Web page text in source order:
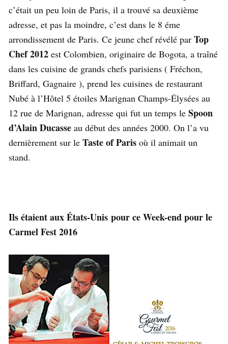
c’était un peu loin de Paris, il a trouvé sa deuxième
adresse, et pas la moindre, c’est dans le 8 éme
arrondissement de Paris. Ce jeune chef révélé par Top
Chef 2012 est Colombien, originaire de Bogota, a traîné
dans les cuisine de grands chefs parisiens ( Fréchon,
Briffard, Gagnaire ), prend les cuisines de restaurant
Nubé à l’Hôtel 5 étoiles Marignan Champs-Élysées au
12 rue de Marignan, adresse qui fut un temps le Spoon
d’Alain Ducasse au début des années 2000. On l’a vu
dernièrement sur le Taste of Paris où il animait un
stand.
Ils étaient aux États-Unis pour ce Week-end pour le
Carmel Fest 2016